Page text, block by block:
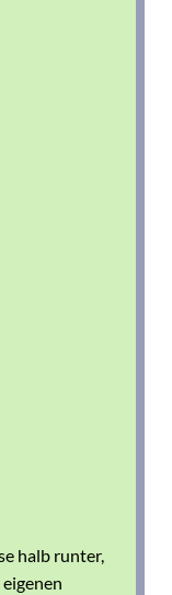
halb runter,